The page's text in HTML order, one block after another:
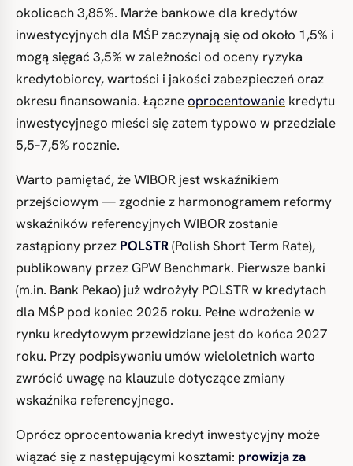
okolicach 3,85%. Marże bankowe dla kredytów
inwestycyjnych dla MŚP zaczynają się od około 1,5% i
mogą sięgać 3,5% w zależności od oceny ryzyka
kredytobiorcy, wartości i jakości zabezpieczeń oraz
okresu finansowania. Łączneoprocentowanie kredytu
inwestycyjnego mieści się zatem typowo w przedziale
5,5–7,5% rocznie.
Warto pamiętać, że WIBOR jest wskaźnikiem
przejściowym — zgodnie z harmonogramem reformy
wskaźników referencyjnych WIBOR zostanie
zastąpiony przez POLSTR(Polish Short Term Rate),
publikowany przez GPW Benchmark. Pierwsze banki
(m.in. Bank Pekao) już wdrożyły POLSTR w kredytach
dla MŚP pod koniec 2025 roku. Pełne wdrożenie w
rynku kredytowym przewidziane jest do końca 2027
roku. Przy podpisywaniu umów wieloletnich warto
zwrócić uwagę na klauzule dotyczące zmiany
wskaźnika referencyjnego.
Oprócz oprocentowania kredyt inwestycyjny może
wiązać się z następującymi kosztami: prowizja za